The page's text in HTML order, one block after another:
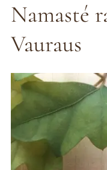
Namasté
Vauraus